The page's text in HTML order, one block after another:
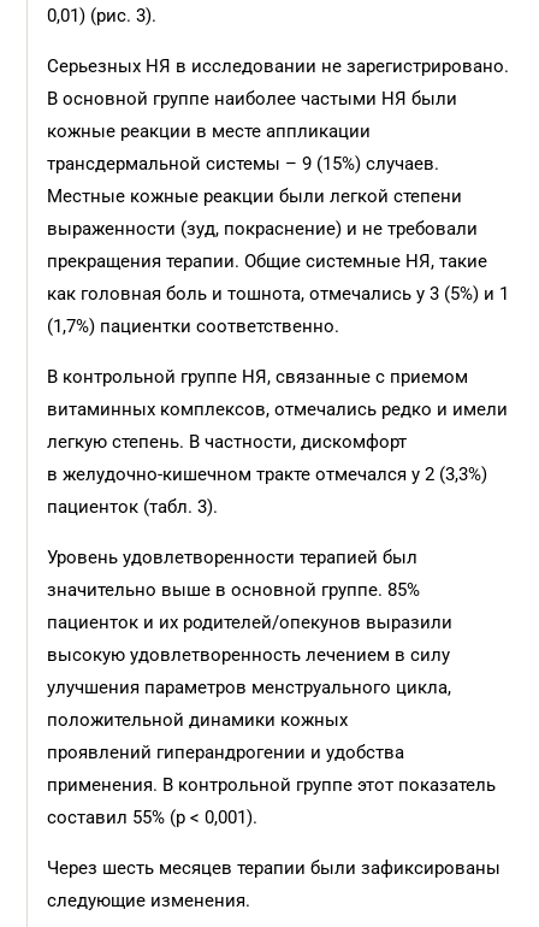
0,01) (рис. 3).
Серьезных НЯ в исследовании не зарегистрировано.
В основной группе наиболее частыми НЯ были
кожные реакции в месте аппликации
трансдермальной системы – 9 (15%) случаев.
Местные кожные реакции были легкой степени
выраженности (зуд, покраснение) и не требовали
прекращения терапии. Общие системные НЯ, такие
как головная боль и тошнота, отмечались у 3 (5%) и 1
(1,7%) пациентки соответственно.
В контрольной группе НЯ, связанные с приемом
витаминных комплексов, отмечались редко и имели
легкую степень. В частности, дискомфорт
в желудочно-кишечном тракте отмечался у 2 (3,3%)
пациенток (табл. 3).
Уровень удовлетворенности терапией был
значительно выше в основной группе. 85%
пациенток и их родителей/опекунов выразили
высокую удовлетворенность лечением в силу
улучшения параметров менструального цикла,
положительной динамики кожных
проявлений гиперандрогении и удобства
применения. В контрольной группе этот показатель
составил 55% (p < 0,001).
Через шесть месяцев терапии были зафиксированы
следующие изменения.